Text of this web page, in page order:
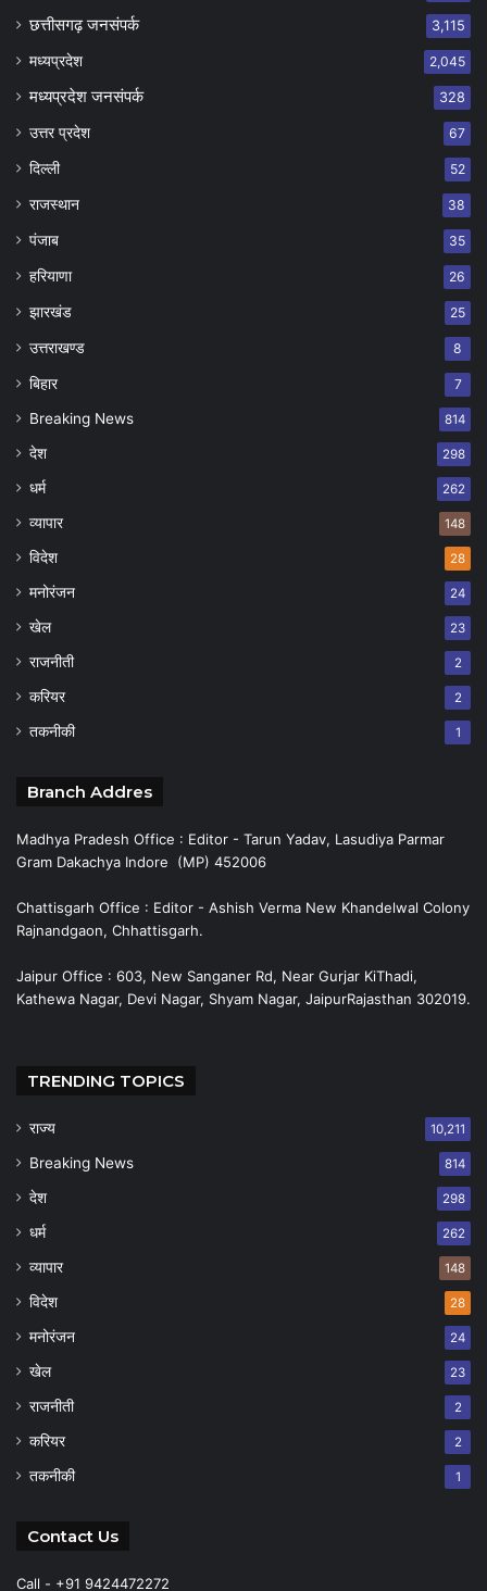
छत्तीसगढ़ जनसंपर्क 3,115
मध्यप्रदेश 2,045
मध्यप्रदेश जनसंपर्क 328
उत्तर प्रदेश 67
दिल्ली 52
राजस्थान 38
पंजाब 35
हरियाणा 26
झारखंड 25
उत्तराखण्ड 8
बिहार 7
Breaking News 814
देश 298
धर्म 262
व्यापार 148
विदेश 28
मनोरंजन 24
खेल 23
राजनीती 2
करियर 2
तकनीकी 1
Branch Addres
Madhya Pradesh Office : Editor - Tarun Yadav, Lasudiya Parmar
Gram Dakachya Indore (MP) 452006
Chattisgarh Office : Editor - Ashish Verma New Khandelwal Colony
Rajnandgaon, Chhattisgarh.
Jaipur Office : 603, New Sanganer Rd, Near Gurjar KiThadi,
Kathewa Nagar, Devi Nagar, Shyam Nagar, JaipurRajasthan 302019.
TRENDING TOPICS
राज्य 10,211
Breaking News 814
देश 298
धर्म 262
व्यापार 148
विदेश 28
मनोरंजन 24
खेल 23
राजनीती 2
करियर 2
तकनीकी 1
Contact Us
Call - +91 9424472272